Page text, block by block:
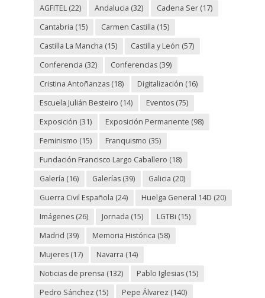
AGFITEL(22) Andalucia (32) Cadena Ser(17)
Cantabria (15) Carmen Castilla (15)
Castilla La Mancha (15) Castilla y León (57)
Conferencia (32) Conferencias(39)
Cristina Antoñanzas(18) Digitalización (16)
Escuela Julián Besteiro (14) Eventos(75)
Exposición (31) Exposición Permanente (98)
Feminismo (15) Franquismo (35)
Fundación Francisco Largo Caballero (18)
Galería (16) Galerías(39) Galicia (20)
Guerra Civil Española (24) Huelga General 14D (20)
Imágenes(26) Jornada (15) LGTBi (15)
Madrid (39) Memoria Histórica (58)
Mujeres(17) Navarra (14)
Noticias de prensa (132) Pablo Iglesias(15)
Pedro Sánchez (15) Pepe Álvarez (140)